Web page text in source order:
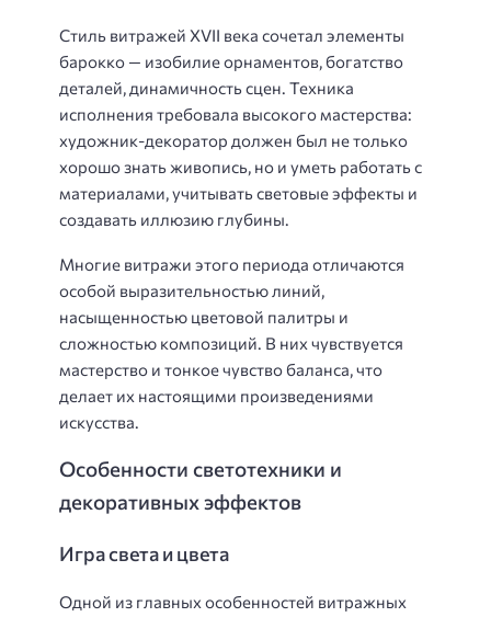
Стиль витражей XVII века сочетал элементы
барокко — изобилие орнаментов, богатство
деталей, динамичность сцен. Техника
исполнения требовала высокого мастерства:
художник-декоратор должен был не только
хорошо знать живопись, но и уметь работать с
материалами, учитывать световые эффекты и
создавать иллюзию глубины.
Многие витражи этого периода отличаются
особой выразительностью линий,
насыщенностью цветовой палитры и
сложностью композиций. В них чувствуется
мастерство и тонкое чувство баланса, что
делает их настоящими произведениями
искусства.
Особенности светотехники и
декоративных эффектов
Игра света и цвета
Одной из главных особенностей витражных